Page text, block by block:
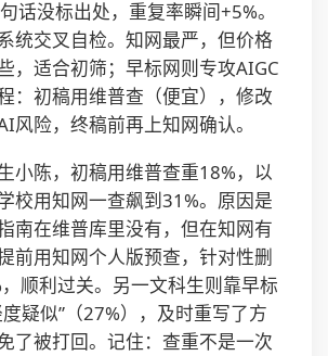
话没标出处，重复率瞬间+5%。
统交叉自检。知网最严，但价格
，适合初筛；早标网则专攻AIGC
：初稿用维普查（便宜），修改
风险，终稿前再上知网确认。
小陈，初稿用维普查重18%，以
校用知网一查飙到31%。原因是
南在维普库里没有，但在知网有
前用知网个人版预查，针对性删
顺利过关。另一文科生则靠早标
疑似”（27%），及时重写了方
了被打回。记住：查重不是一次